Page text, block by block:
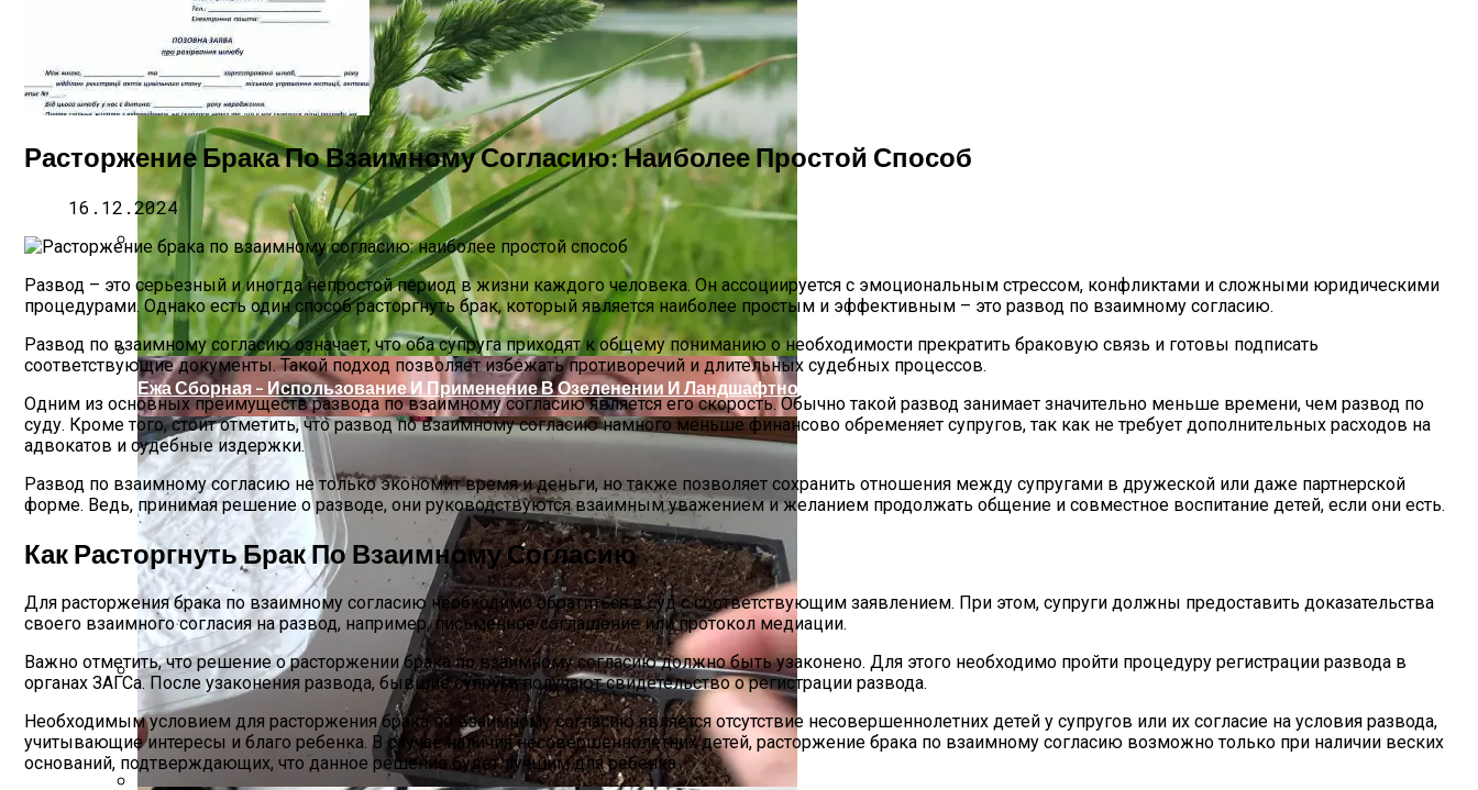
Нарушения В Области Административного Права: Как Бороться И Как Устранить
5 Мифов О Работе Адвоката По Уголовным Делам
Ежа Сборная – Использование И Применение В Озеленении И Ландшафтном Дизайне
Расторжение Брака По Взаимному Согласию: Наиболее Простой Способ
16.12.2024
Развод – это серьезный и иногда непростой период в жизни каждого человека. Он ассоциируется с эмоциональным стрессом, конфликтами и сложными юридическими
процедурами. Однако есть один способ расторгнуть брак, который является наиболее простым и эффективным – это развод по взаимному согласию.
Развод по взаимному согласию означает, что оба супруга приходят к общему пониманию о необходимости прекратить браковую связь и готовы подписать
соответствующие документы. Такой подход позволяет избежать противоречий и длительных судебных процессов.
Одним из основных преимуществ развода по взаимному согласию является его скорость. Обычно такой развод занимает значительно меньше времени, чем развод по
суду. Кроме того, стоит отметить, что развод по взаимному согласию намного меньше финансово обременяет супругов, так как не требует дополнительных расходов на
адвокатов и судебные издержки.
Развод по взаимному согласию не только экономит время и деньги, но также позволяет сохранить отношения между супругами в дружеской или даже партнерской
форме. Ведь, принимая решение о разводе, они руководствуются взаимным уважением и желанием продолжать общение и совместное воспитание детей, если они есть.
Как Расторгнуть Брак По Взаимному Согласию
Для расторжения брака по взаимному согласию необходимо обратиться в суд с соответствующим заявлением. При этом, супруги должны предоставить доказательства
своего взаимного согласия на развод, например, письменное соглашение или протокол медиации.
Важно отметить, что решение о расторжении брака по взаимному согласию должно быть узаконено. Для этого необходимо пройти процедуру регистрации развода в
органах ЗАГСа. После узаконения развода, бывшие супруги получают свидетельство о регистрации развода.
Необходимым условием для расторжения брака по взаимному согласию является отсутствие несовершеннолетних детей у супругов или их согласие на условия развода,
учитывающие интересы и благо ребенка. В случае наличия несовершеннолетних детей, расторжение брака по взаимному согласию возможно только при наличии веских
оснований, подтверждающих, что данное решение будет лучшим для ребенка.